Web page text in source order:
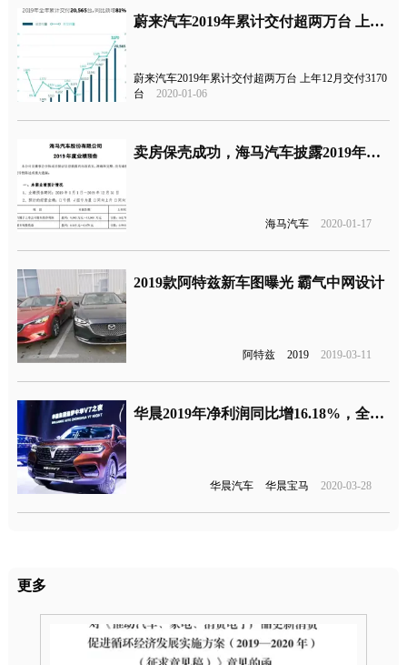
蔚来汽车2019年累计交付超两万台 上年12月交付3170台
蔚来汽车2019年累计交付超两万台 上年12月交付3170
台
2020-01-06
卖房保壳成功，海马汽车披露2019年业绩或扭亏为盈
海马汽车 2020-01-17
2019款阿特兹新车图曝光 霸气中网设计
阿特兹 2019 2019-03-11
华晨2019年净利润同比增16.18%，全靠宝马维持生存
华晨汽车 华晨宝马 2020-03-28
更多